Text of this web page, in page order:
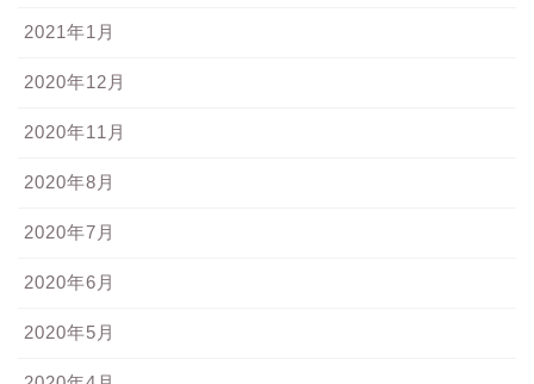
2021年1月
2020年12月
2020年11月
2020年8月
2020年7月
2020年6月
2020年5月